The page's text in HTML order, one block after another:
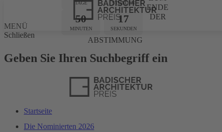
TAGE STUNDEN
50
MINUTEN
17
SEKUNDEN
ENDE
DER
ABSTIMMUNG
MENÜ
Schließen
Geben Sie Ihren Suchbegriff ein
Startseite
Die Nominierten 2026